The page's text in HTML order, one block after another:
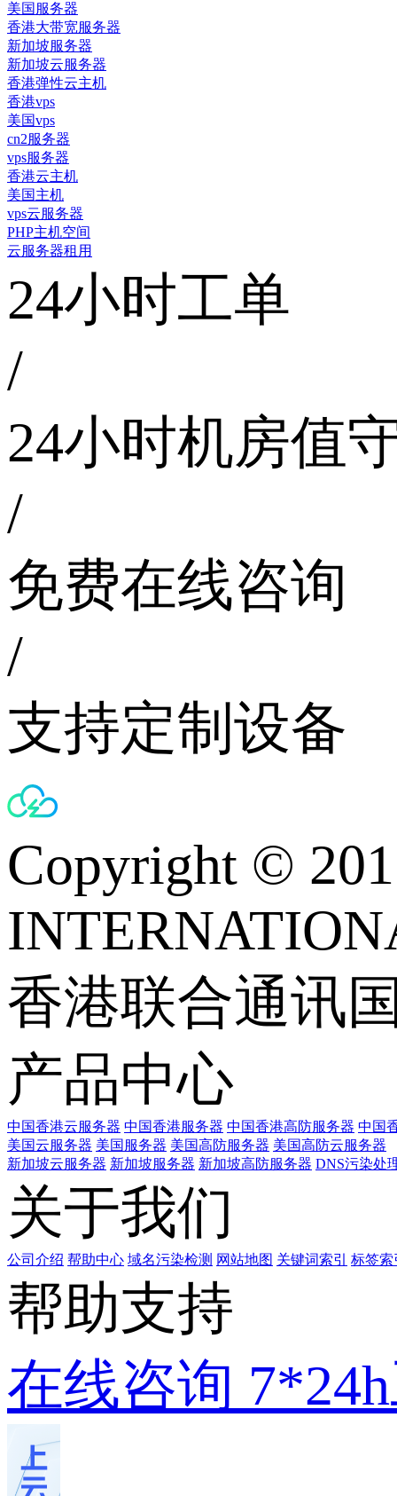
美国服务器
香港大带宽服务器
新加坡服务器
新加坡云服务器
香港弹性云主机
香港vps
美国vps
cn2服务器
vps服务器
香港云主机
美国主机
vps云服务器
PHP主机空间
云服务器租用
24小时工单
/
24小时机房值
/
免费在线咨询
/
支持定制设备
Copyright ©
香港联合通讯
产品中心
中国香港云服务器 中国香港服务器 中国香港高防服务器 中国
美国云服务器 美国服务器 美国高防服务器 美国高防云服务器
新加坡云服务器 新加坡服务器 新加坡高防服务器 DNS污染处
关于我们
公司介绍 帮助中心 域名污染检测 网站地图 关键词索引 标签索
帮助支持
在线咨询